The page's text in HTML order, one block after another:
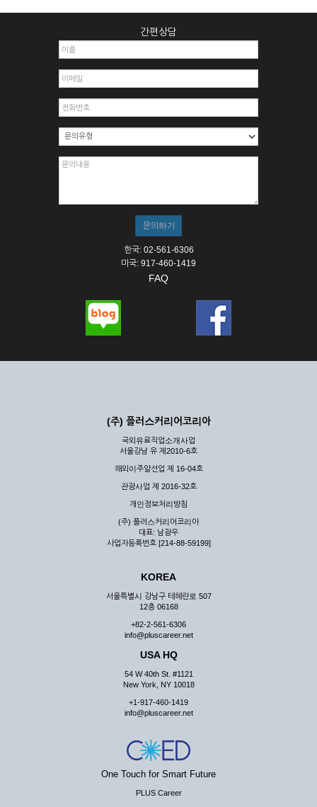
2. 개인정보를 허위로 기재하여 신청할 경우
3. 경쟁 관게에 있는 이용자가 신청할 경우
4. 타인의 서비스 이용을 방해하거나, 정보를 도용한 경우
6. 이용자가 영업활동 또는 부정한 용도로 본 서비스를 이용할
7. 회사의 정보를 사전 승낙 없이 전재, 변조, 복사하여 이용하
8. 기타 회사가 정한 제반 사항을 위반하며 신청하는 경우
제5조 (서비스의 이용 및 중지)
② 시스템 점검, 교체 및 고장, 기술적인 이유, 국가비상사태, 정
스가 불가능할 경우 회사는 사전 공지나 예고 없이 서비스의 전
부 또는 일부를 일시적 또는 영구적으로 중지할 수 있습니다.
③ 기타 회사는 서비스를 제공할 수 없는 합당한 사유가 발생한
④ 회사는 제 2항 및 제 3항의 사유로 서비스의 제공이 일시적
여 배상하지 않습니다.
제3장 권리 및 의무
공할 수 있도록 최선의 노력을 다하여야 합니다.
게 누설, 배포하여서는 안됩니다. 다만, 관계법령에 의하여 국가
기관 등의 합법적인 요구가 있는 경우에는 해당 되지 않습니다.
③ 회사는 이용자로부터 제기되는 의견이나 불만이 정당하다고
인정할 경우에는 즉시 처리하여야 하며, 즉시 처리가 곤란한 경
우 그 처리를 위해 노력해야 합니다.
제7조 (회원의 의무)
① 회원은 ID와 비밀 번호에 관한 모든 관리의 책임이 있으며
② 회원은 이용신청서의 기재내용 중 변경된 내용이 있는 경우
서비스를 통하여 그 내용을 회사에 통지하여야 합니다.
③ 다른 회원의 ID와 비밀번호를 부당하게 사용하는 행위를
④ 회원은 회사의 서비스에서 타 사이트의 홍보행위를 하지 않
아야 하며 공공질서나 미풍약속에 위배되는 내용 혹은 저작권을
리 행위도 할 수 없습니다.
사가 통지하는 사항을 준수하여야 하며, 기타 회사의 업무에 방
해되는 행위를 하여서는 아니 됩니다.
제8조 (회원의 관리)
① 회원은 언제든 이 약관에 대한 동의를 철회할 수 있습니다.
간편상담
한국: 02-561-6306
미국: 917-460-1419
FAQ
(주) 플러스커리어코리아
국외유료직업소개사업
서울강남 유 제2010-6호
해외이주알선업 제 16-04호
관광사업 제 2016-32호
개인정보처리방침
(주) 플러스커리어코리아
대표: 남광우
사업자등록번호 [214-88-59199]
KOREA
서울특별시 강남구 테헤란로 507
12층 06168
+82-2-561-6306
info@pluscareer.net
USA HQ
54 W 40th St. #1121
New York, NY 10018
+1-917-460-1419
info@pluscareer.net
One Touch for Smart Future
PLUS Career